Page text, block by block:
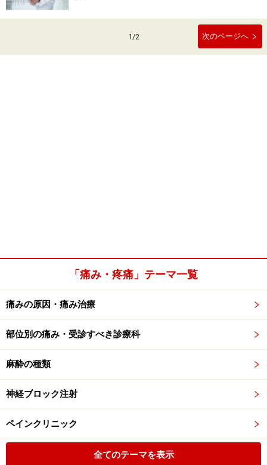
1/2 次のページへ
「痛み・疼痛」テーマ一覧
痛みの原因・痛み治療
部位別の痛み・受診すべき診療科
麻酔の種類
神経ブロック注射
ペインクリニック
全てのテーマを表示